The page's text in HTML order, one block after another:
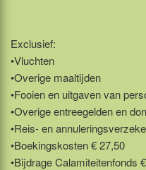
Exclusief:
•Vluchten
•Overige maaltijden
•Fooien en uitgaven van
•Overige entreegelden en
•Reis- en
•Boekingskosten € 27,50
•Bijdrage Calamiteitenfonds